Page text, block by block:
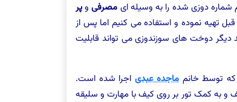
دوزی شده را به وسیله ای مصرفیوپر
تهیه نموده و استفاده می کنیم اما پس از
دیگر دوخت های سوزندوزی می تواند قابلیت
که توسط خانم ماجده عبدی اجرا شده است.
و به کمک تور بر روی کیف با مهارت و سلیقه